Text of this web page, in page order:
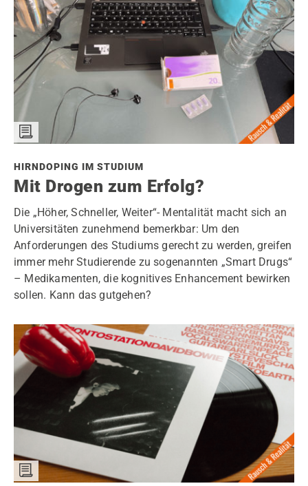
HIRNDOPING IM STUDIUM
Mit Drogen zum Erfolg?
Die „Höher, Schneller, Weiter“- Mentalität macht sich an
Universitäten zunehmend bemerkbar: Um den
Anforderungen des Studiums gerecht zu werden, greifen
immer mehr Studierende zu sogenannten „Smart Drugs“
– Medikamenten, die kognitives Enhancement bewirken
sollen. Kann das gutgehen?